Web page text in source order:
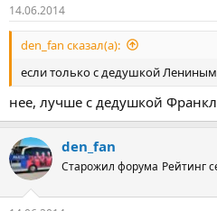
14.06.2014
den_fan сказал(а):
если только с дедушкой
нее, лучше с дедушкой
den_fan
Старожил форума Рейтинг